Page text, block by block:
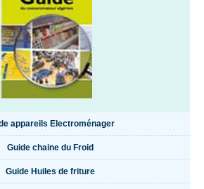
appareils Electroménager
Guide chaine du Froid
Guide Huiles de friture